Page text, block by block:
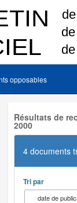
opposables
Résultats de
2000
4 documents
Tri par
date de